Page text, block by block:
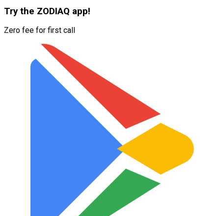
Try the ZODIAQ app!
Zero fee for first call